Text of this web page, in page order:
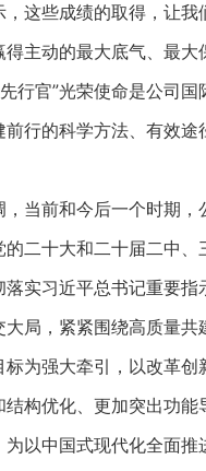
些成绩的取得，让我
得主动的最大底气、最
行官”光荣使命是公司
行的科学方法、有效途
前和今后一个时期，
二十大和二十届二中
落实习近平总书记重要
局，紧紧围绕高质量
为强大牵引，以改革创
结构优化、更加突出功
以中国式现代化全面推